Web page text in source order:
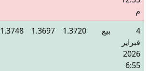
م
4
فبراير
2026
6:55
بيع 1.3720
1.3697
1.3748